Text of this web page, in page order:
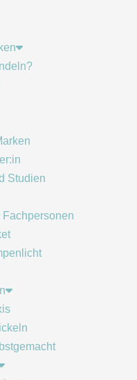
Studien
Fachpersonen